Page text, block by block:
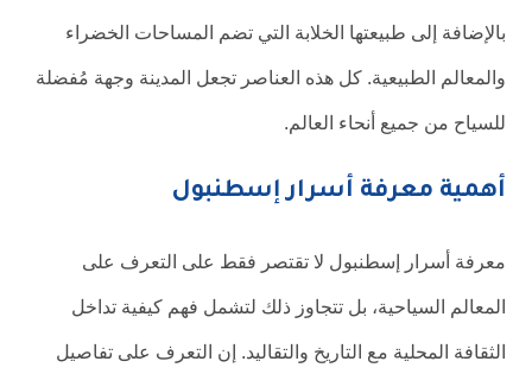
بالإضافة إلى طبيعتها الخلابة التي تضم المساحات الخضراء
والمعالم الطبيعية. كل هذه العناصر تجعل المدينة وجهة مُفضلة
للسياح من جميع أنحاء العالم.
أهمية معرفة أسرار إسطنبول
معرفة أسرار إسطنبول لا تقتصر فقط على التعرف على
المعالم السياحية، بل تتجاوز ذلك لتشمل فهم كيفية تداخل
الثقافة المحلية مع التاريخ والتقاليد. إن التعرف على تفاصيل